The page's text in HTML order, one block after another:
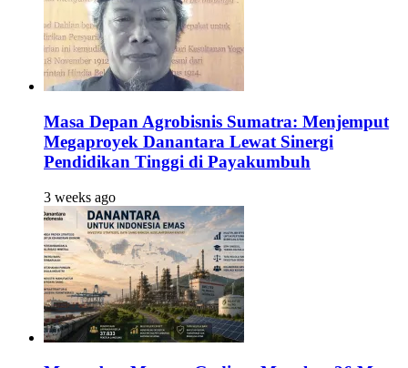
Masa Depan Agrobisnis Sumatra: Menjemput
Megaproyek Danantara Lewat Sinergi
Pendidikan Tinggi di Payakumbuh
3 weeks ago